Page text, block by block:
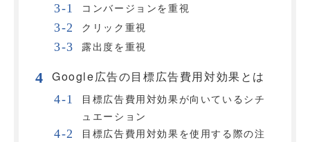
コンバージョンを重視
クリック重視
露出度を重視
Google広告の目標広告費用対効果とは
目標広告費用対効果が向いているシチ
ュエーション
目標広告費用対効果を使用する際の注